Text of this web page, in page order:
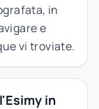
in
e
vi troviate.
in